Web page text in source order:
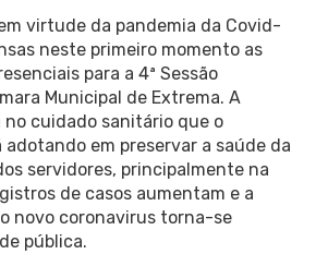
virtude da pandemia da Covid-
neste primeiro momento as
para a 4ª Sessão
Municipal de Extrema. A
no cuidado sanitário que o
em preservar a saúde da
servidores, principalmente na
de casos aumentam e a
novo coronavirus torna-se
pública.